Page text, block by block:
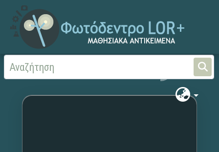
Αρχική Χωρίς τίτλο